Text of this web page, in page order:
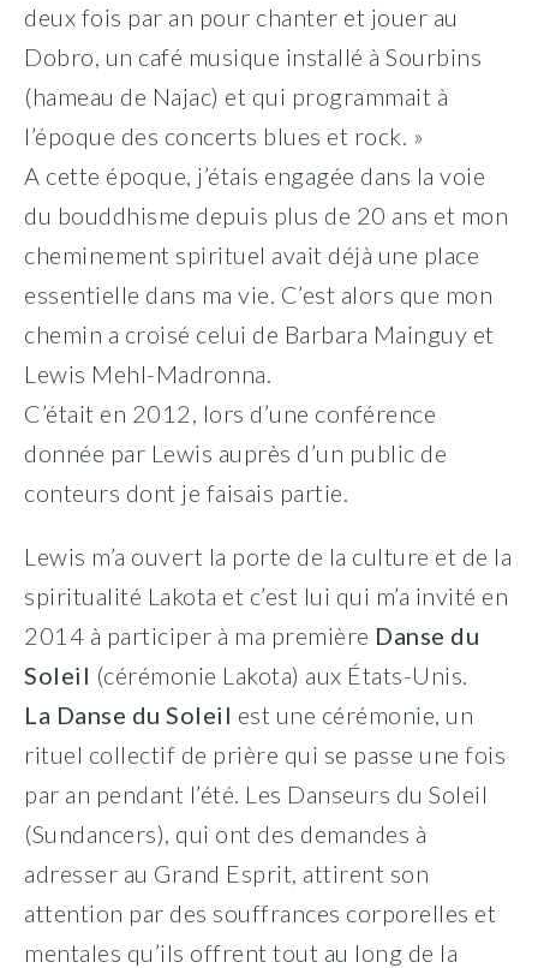
deux fois par an pour chanter et jouer au
Dobro, un café musique installé à Sourbins
(hameau de Najac) et qui programmait à
l’époque des concerts blues et rock. »
A cette époque, j’étais engagée dans la voie
du bouddhisme depuis plus de 20 ans et mon
cheminement spirituel avait déjà une place
essentielle dans ma vie. C’est alors que mon
chemin a croisé celui de Barbara Mainguy et
Lewis Mehl-Madronna.
C’était en 2012, lors d’une conférence
donnée par Lewis auprès d’un public de
conteurs dont je faisais partie.
Lewis m’a ouvert la porte de la culture et de la
spiritualité Lakota et c’est lui qui m’a invité en
2014 à participer à ma première Danse du
Soleil (cérémonie Lakota) aux États-Unis.
La Danse du Soleil est une cérémonie, un
rituel collectif de prière qui se passe une fois
par an pendant l’été. Les Danseurs du Soleil
(Sundancers), qui ont des demandes à
adresser au Grand Esprit, attirent son
attention par des souffrances corporelles et
mentales qu’ils offrent tout au long de la